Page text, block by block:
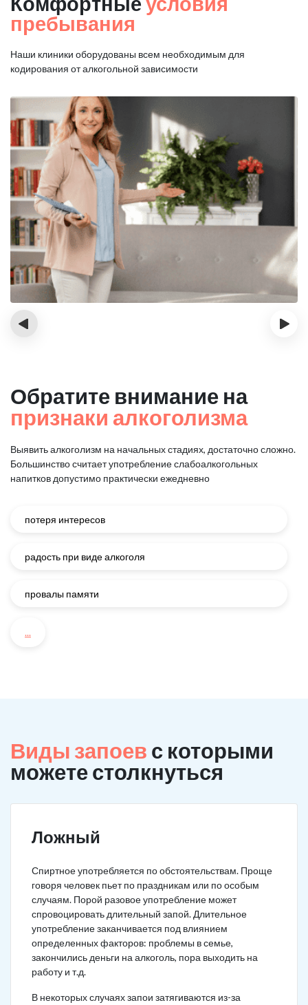
пребывания
Наши клиники оборудованы всем необходимым для
кодирования от алкогольной зависимости
‹ ›
Обратите внимание на
признаки алкоголизма
Выявить алкоголизм на начальных стадиях, достаточно сложно.
Большинство считает употребление слабоалкогольных
напитков допустимо практически ежедневно
потеря интересов
радость при виде алкоголя
провалы памяти
...
Виды запоев с которыми
можете столкнуться
Ложный
Спиртное употребляется по обстоятельствам. Проще
говоря человек пьет по праздникам или по особым
случаям. Порой разовое употребление может
спровоцировать длительный запой. Длительное
употребление заканчивается под влиянием
определенных факторов: проблемы в семье,
закончились деньги на алкоголь, пора выходить на
работу и т.д.
В некоторых случаях запои затягиваются из-за